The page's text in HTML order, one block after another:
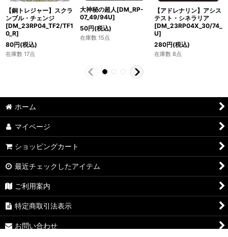
【銅トレジャー】スクラ
ンブル・チェンジ
[DM_23RP04_TF2/TF1
0_R]
80円(税込)
在庫数 17点
大神秘の超人[DM_RP-
07_49/94U]
50円(税込)
在庫数 15点
【アドレナリン】アシス
テスト・シネラリア
[DM_23RP04X_30/74_
U]
280円(税込)
在庫数 8点
ホーム
マイページ
ショッピングカート
最近チェックしたアイテム
ご利用案内
特定商取引法表示
お問い合わせ